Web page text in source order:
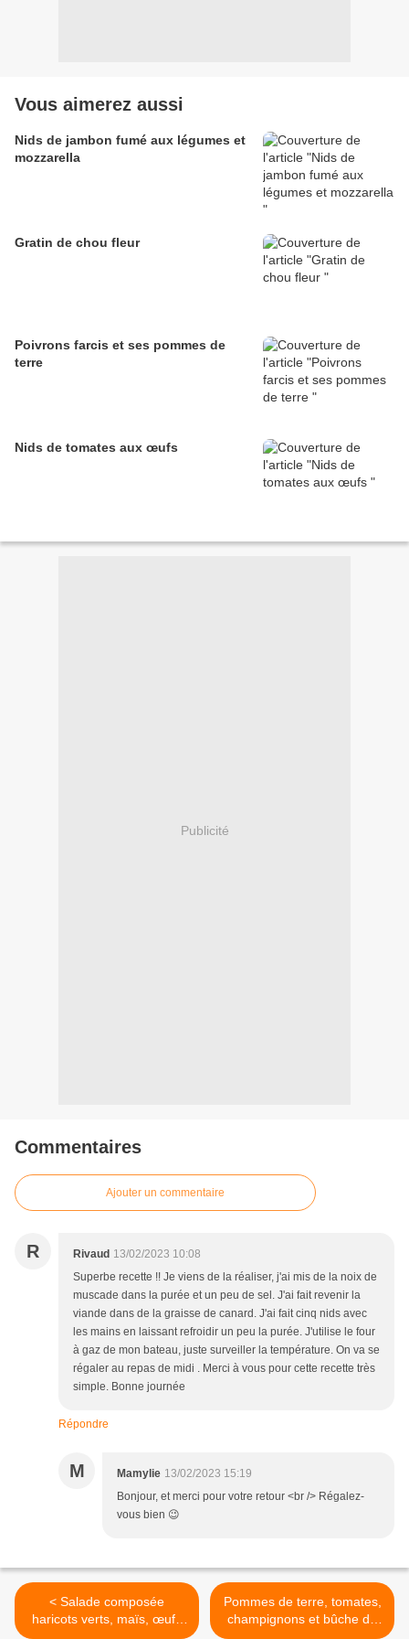
Vous aimerez aussi
Nids de jambon fumé aux légumes et
mozzarella
Gratin de chou fleur
Poivrons farcis et ses pommes de
terre
Nids de tomates aux œufs
Publicité
Commentaires
Ajouter un commentaire
R Rivaud 13/02/2023 10:08
Superbe recette !! Je viens de la réaliser, j'ai mis de la noix de
muscade dans la purée et un peu de sel. J'ai fait revenir la
viande dans de la graisse de canard. J'ai fait cinq nids avec
les mains en laissant refroidir un peu la purée. J'utilise le four
à gaz de mon bateau, juste surveiller la température. On va se
régaler au repas de midi . Merci à vous pour cette recette très
simple. Bonne journée
Répondre
M Mamylie 13/02/2023 15:19
Bonjour, et merci pour votre retour <br /> Régalez-
vous bien 😉
< Salade composée
haricots verts, maïs, œufs
Pommes de terre, tomates,
champignons et bûche de